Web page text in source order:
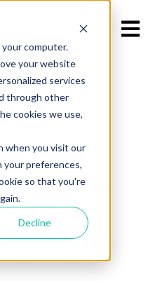
computer.
your website
services
through other
cookies we use,
when you visit our
your preferences,
so that you're
Decline
Open